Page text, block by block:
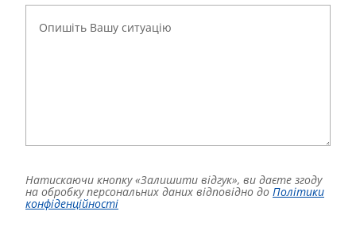
Натискаючи кнопку «Залишити відгук», ви даєте згоду
на обробку персональних даних відповідно до Політики
конфіденційності